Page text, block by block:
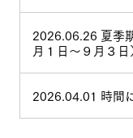
2026.06.26 夏季
月１日～９月３日
2026.04.01 時間